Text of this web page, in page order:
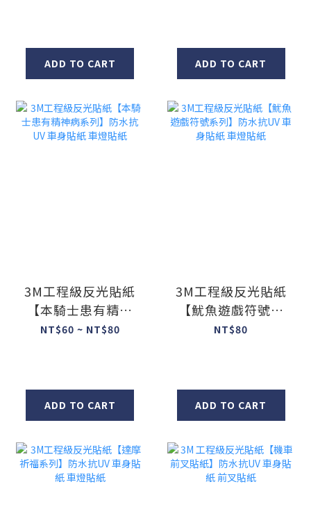
ADD TO CART ADD TO CART
3M工程級反光貼紙
【本騎士患有精神
病系列】防水抗UV
NT$60 ~ NT$80
ADD TO CART
3M工程級反光貼紙
【魷魚遊戲符號系
列】防水抗UV 車身
NT$80
ADD TO CART